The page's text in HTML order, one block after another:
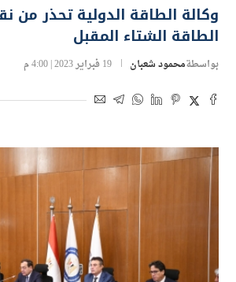
وكالة الطاقة الدولية تحذر من
الطاقة الشتاء المقبل
بواسطةمحمود شعبان 19 فبراير 2023 | 4:00 م